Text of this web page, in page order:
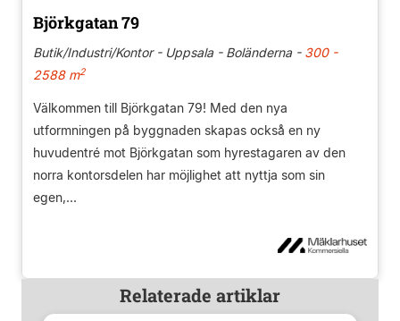
Björkgatan 79
Butik/Industri/Kontor - Uppsala - Boländerna -300 -
2588 m2
Välkommen till Björkgatan 79! Med den nya
utformningen på byggnaden skapas också en ny
huvudentré mot Björkgatan som hyrestagaren av den
norra kontorsdelen har möjlighet att nyttja som sin
egen,...
Relaterade artiklar